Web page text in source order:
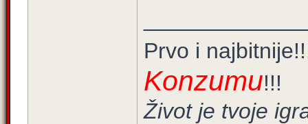
Prvo i
Konzumu!!!
Život je tvoje